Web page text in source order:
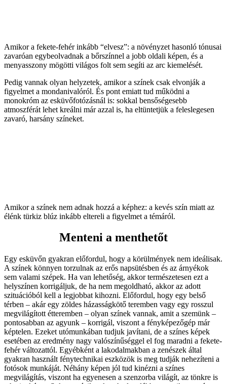
Amikor a fekete-fehér inkább “elvesz”: a növényzet hasonló tónusai
zavaróan egybeolvadnak a bőrszínnel a jobb oldali képen, és a
menyasszony mögötti világos folt sem segíti az arc kiemelését.
Pedig vannak olyan helyzetek, amikor a színek csak elvonják a
figyelmet a mondanivalóról. És pont emiatt tud működni a
monokróm az esküvőfotózásnál is: sokkal bensőségesebb
atmoszférát lehet kreálni már azzal is, ha eltüntetjük a feleslegesen
zavaró, harsány színeket.
Amikor a színek nem adnak hozzá a képhez: a kevés szín miatt az
élénk türkiz blúz inkább eltereli a figyelmet a témáról.
Menteni a menthetőt
Egy esküvőn gyakran előfordul, hogy a körülmények nem ideálisak.
A színek könnyen torzulnak az erős napsütésben és az árnyékok
sem valami szépek. Ha van lehetőség, akkor természetesen ezt a
helyszínen korrigáljuk, de ha nem megoldható, akkor az adott
szituációból kell a legjobbat kihozni. Előfordul, hogy egy belső
térben – akár egy zöldes házasságkötő teremben vagy egy rosszul
megvilágított étteremben – olyan színek vannak, amit a szemünk –
pontosabban az agyunk – korrigál, viszont a fényképezőgép már
képtelen. Ezeket utómunkában tudjuk javítani, de a színes képek
esetében az eredmény nagy valószínűséggel el fog maradni a fekete-
fehér változattól. Egyébként a lakodalmakban a zenészek által
gyakran használt fénytechnikai eszközök is meg tudják nehezíteni a
fotósok munkáját. Néhány képen jól tud kinézni a színes
megvilágítás, viszont ha egyenesen a szenzorba világít, az tönkre is